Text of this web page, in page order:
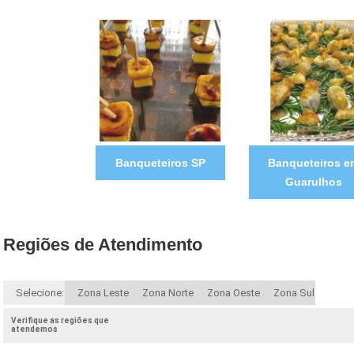
Banqueteiros SP
Banqueteiros
Guarulhos
Regiões de Atendimento
Selecione: Zona Leste Zona Norte Zona Oeste Zona Sul
Verifique as regiões que
atendemos